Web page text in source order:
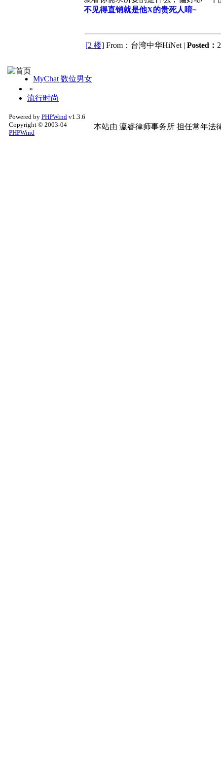
不见得直销就是他X的贵死人唷~
[2 楼] From：台湾中华HiNet | Posted：
MyChat 数位男女
»
流行时尚
Powered by PHPWind v1.3.6
Copyright © 2003-04
PHPWind
本站由 瀛睿律师事务所 担任常年法